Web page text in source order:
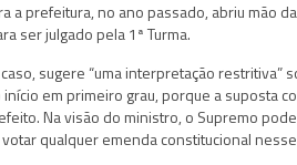
a prefeitura, no ano passado, abriu mão
ser julgado pela 1ª Turma.
sugere “uma interpretação restritiva”
em primeiro grau, porque a suposta
Na visão do ministro, o Supremo
qualquer emenda constitucional